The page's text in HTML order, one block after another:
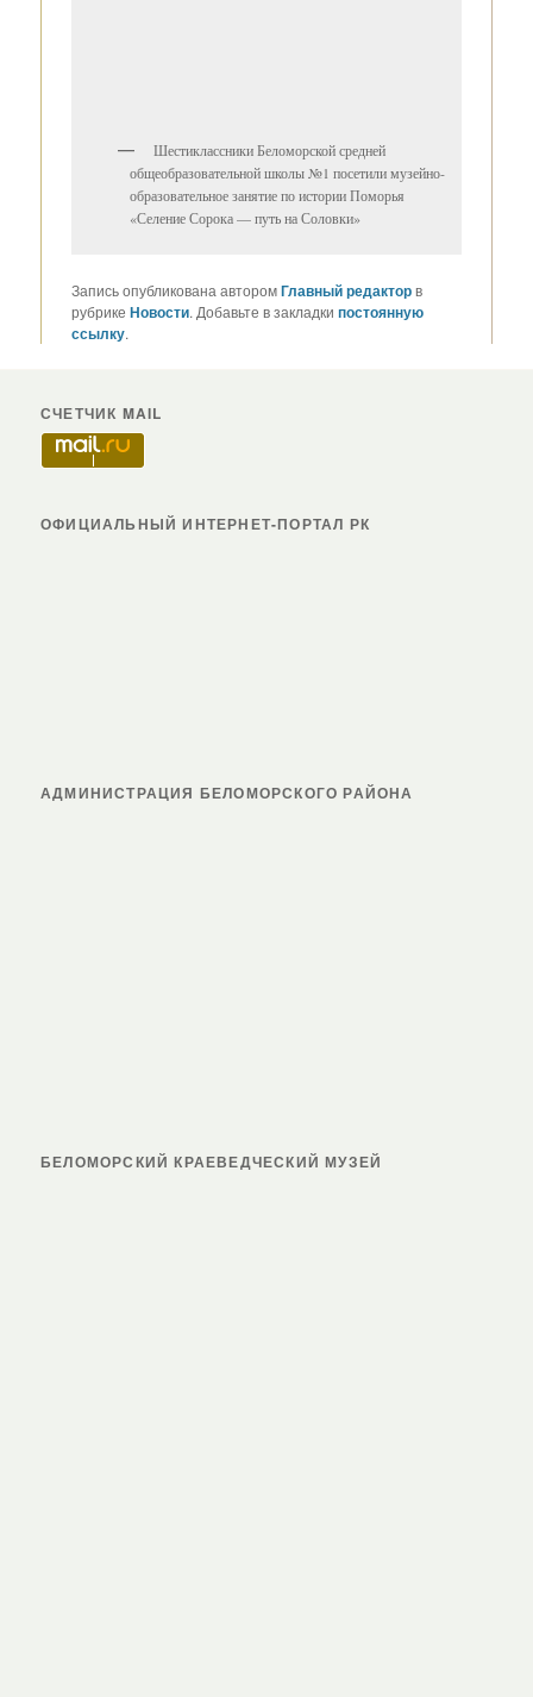
Шестиклассники Беломорской средней
общеобразовательной школы №1 посетили музейно-
образовательное занятие по истории Поморья
«Селение Сорока — путь на Соловки»
Запись опубликована авторомГлавный редакторв
рубрике Новости. Добавьте в закладки постоянную
ссылку.
СЧЕТЧИК MAIL
ОФИЦИАЛЬНЫЙ ИНТЕРНЕТ-ПОРТАЛ РК
АДМИНИСТРАЦИЯ БЕЛОМОРСКОГО РАЙОНА
БЕЛОМОРСКИЙ КРАЕВЕДЧЕСКИЙ МУЗЕЙ